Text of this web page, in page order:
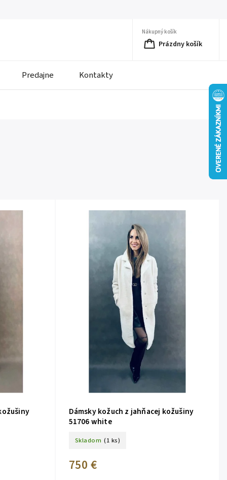
Nákupný košík
Prázdny košík
Predajne Kontakty
Dámsky kožuch z jahňacej kožušiny
51706 white
Skladom (1 ks)
750 €